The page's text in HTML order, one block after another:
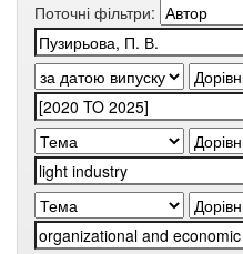
Поточні фільтри: